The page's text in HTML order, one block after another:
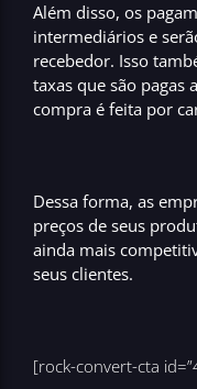
Além disso, os
intermediários e
recebedor. Isso
taxas que são pagas
compra é feita por
Dessa forma, as
preços de seus
ainda mais
seus clientes.
[rock-convert-cta